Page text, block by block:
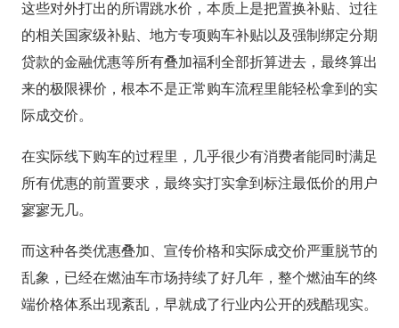
这些对外打出的所谓跳水价，本质上是把置换补贴、过往
的相关国家级补贴、地方专项购车补贴以及强制绑定分期
贷款的金融优惠等所有叠加福利全部折算进去，最终算出
来的极限裸价，根本不是正常购车流程里能轻松拿到的实
际成交价。
在实际线下购车的过程里，几乎很少有消费者能同时满足
所有优惠的前置要求，最终实打实拿到标注最低价的用户
寥寥无几。
而这种各类优惠叠加、宣传价格和实际成交价严重脱节的
乱象，已经在燃油车市场持续了好几年，整个燃油车的终
端价格体系出现紊乱，早就成了行业内公开的残酷现实。